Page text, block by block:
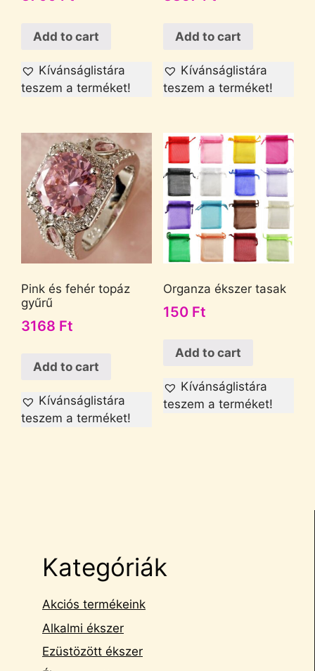
Add to cart
Kívánságlistára
teszem a terméket!
Add to cart
Kívánságlistára
teszem a terméket!
Pink és fehér topáz
gyűrű
3168 Ft
Add to cart
Kívánságlistára
teszem a terméket!
Organza ékszer tasak
150 Ft
Add to cart
Kívánságlistára
teszem a terméket!
Kategóriák
Akciós termékeink
Alkalmi ékszer
Ezüstözött ékszer